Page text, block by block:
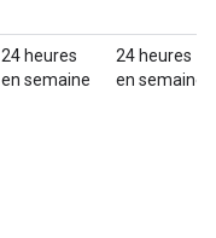
24 heures
en semaine
24 heures
en semaine